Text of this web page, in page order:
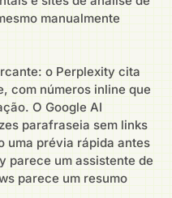
manualmente
o Perplexity cita
com números inline que
O Google AI
parafraseia sem links
uma prévia rápida antes
parece um assistente de
parece um resumo